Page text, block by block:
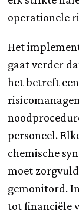
operationele
Het
gaat verder
het betreft
personeel.
chemische
moet
gemonitord.
tot financiële